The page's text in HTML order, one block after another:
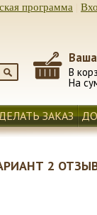
программа
В
На
ЗАКАЗ
2